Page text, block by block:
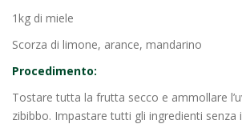
1kg di miele
Scorza di limone, arance, mandarino
Procedimento:
Tostare tutta la frutta secco e ammollare
zibibbo. Impastare tutti gli ingredienti senza